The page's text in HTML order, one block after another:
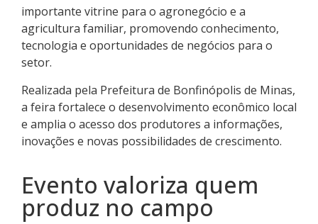
importante vitrine para o agronegócio e a
agricultura familiar, promovendo conhecimento,
tecnologia e oportunidades de negócios para o
setor.
Realizada pela Prefeitura de Bonfinópolis de Minas,
a feira fortalece o desenvolvimento econômico local
e amplia o acesso dos produtores a informações,
inovações e novas possibilidades de crescimento.
Evento valoriza quem
produz no campo